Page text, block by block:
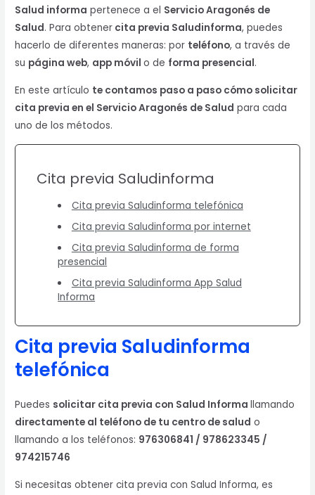
Salud informa pertenece a el Servicio Aragonés de
Salud. Para obtener cita previa Saludinforma, puedes
hacerlo de diferentes maneras: por teléfono, a través de
su página web, app móvilo de forma presencial.
En este artículo te contamos paso a paso cómo solicitar
cita previa en el Servicio Aragonés de Salud para cada
uno de los métodos.
Cita previa Saludinforma
Cita previa Saludinforma telefónica
Cita previa Saludinforma por internet
Cita previa Saludinforma de forma
presencial
Cita previa Saludinforma App Salud
Informa
Cita previa Saludinforma
telefónica
Puedes solicitar cita previa con Salud Informallamando
directamente al teléfono de tu centro de salud o
llamando a los teléfonos: 976306841 / 978623345 /
974215746
Si necesitas obtener cita previa con Salud Informa, es